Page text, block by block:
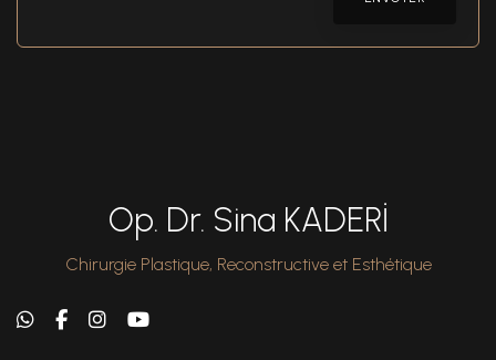
Op. Dr. Sina KADERİ
Chirurgie Plastique, Reconstructive et Esthétique